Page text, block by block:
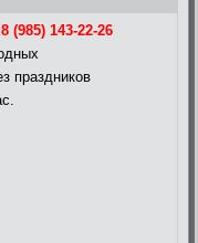
8 (985) 143-22-26
праздников